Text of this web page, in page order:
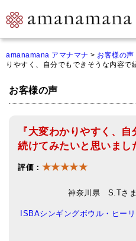
ご来店予約（実店舗）
オンライン相談&購入
シンギングボウル講座
倍音呼吸法レッスン
オンラインショップ
amanamana アマナマナ > お客様の声
りやすく、自分でもできそうな内容で
お客様の声
『大変わかりやすく、
続けてみたいと思いまし
評価： ★★★★★
神奈川県 S.Tさ
ISBAシンギングボウル・ヒー